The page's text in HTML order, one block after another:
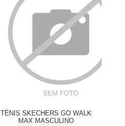
TÊNIS SKECHERS GO WALK
MAX MASCULINO